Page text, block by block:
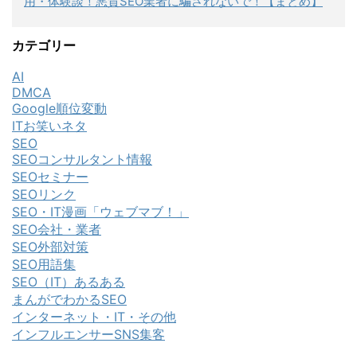
カテゴリー
AI
DMCA
Google順位変動
ITお笑いネタ
SEO
SEOコンサルタント情報
SEOセミナー
SEOリンク
SEO・IT漫画「ウェブマブ！」
SEO会社・業者
SEO外部対策
SEO用語集
SEO（IT）あるある
まんがでわかるSEO
インターネット・IT・その他
インフルエンサーSNS集客